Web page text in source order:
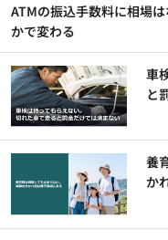
ATMの振込手数料に相場
かで変わる
車
と
養
か